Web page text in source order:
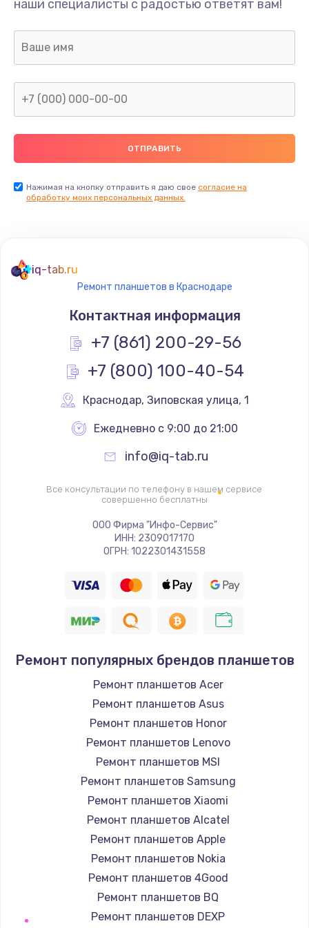
Заказать
Замена сканера отпечатка
Заказать
Замена разъема SIM
Заказать
390 руб.
Заказать
Замена передней камеры
Заказать
Замена микросхемы
690 руб.
Заказать
Замена кнопок громкости
490 руб.
Заказать
Защита гидрогелевой пленкой
1290 руб.
Замена вебкамеры
1495 руб.
Установка драйверов
1000 руб.
Замена жесткого диска
наши специалисты с радостью ответят вам!
Нажимая на кнопку отправить я даю свое согласие на
обработку моих персональных данных.
iq-tab.ru
Ремонт планшетов в Краснодаре
Контактная информация
+7 (861) 200-29-56
+7 (800) 100-40-54
Краснодар, Зиповская улица, 1
Ежедневно с 9:00 до 21:00
info@iq-tab.ru
Все консультации по телефону в нашем сервисе
совершенно бесплатны
ООО Фирма "Инфо-Сервис"
ИНН: 2309017170
ОГРН: 1022301431558
Ремонт популярных брендов планшетов
Ремонт планшетов Acer
Ремонт планшетов Asus
Ремонт планшетов Honor
Ремонт планшетов Lenovo
Ремонт планшетов MSI
Ремонт планшетов Samsung
Ремонт планшетов Xiaomi
Ремонт планшетов Alcatel
Ремонт планшетов Apple
Ремонт планшетов Nokia
Ремонт планшетов 4Good
Ремонт планшетов BQ
Ремонт планшетов DEXP